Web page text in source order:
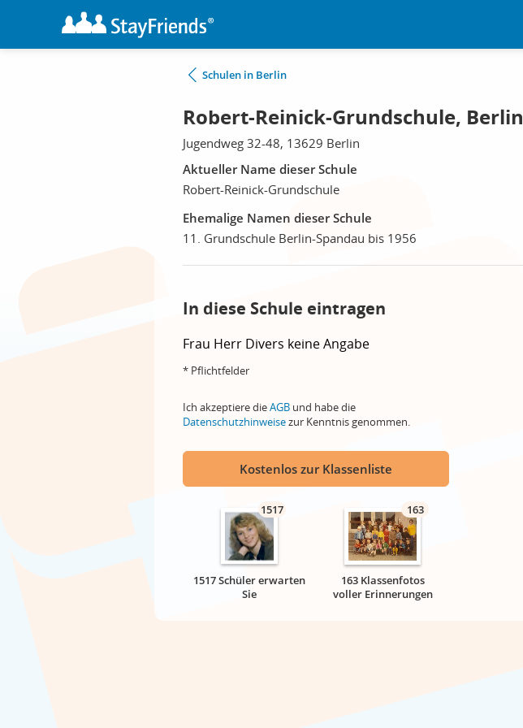
Schulen in Berlin
Robert-Reinick-Grundschule, Berlin
Jugendweg 32-48, 13629 Berlin
Aktueller Name dieser Schule
Robert-Reinick-Grundschule
Ehemalige Namen dieser Schule
11. Grundschule Berlin-Spandau bis 1956
In diese Schule eintragen
Frau Herr Divers keine Angabe
* Pflichtfelder
Ich akzeptiere dieAGB und habe die
Datenschutzhinweisezur Kenntnis genommen.
Kostenlos zur Klassenliste
1517
1517 Schüler erwarten
Sie
163
163 Klassenfotos
voller Erinnerungen